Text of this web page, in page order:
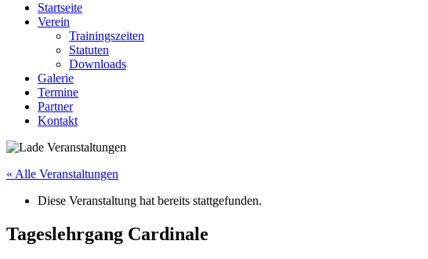
Startseite
Verein
Trainingszeiten
Statuten
Downloads
Galerie
Termine
Partner
Kontakt
« Alle Veranstaltungen
Diese Veranstaltung hat bereits stattgefunden.
Tageslehrgang Cardinale